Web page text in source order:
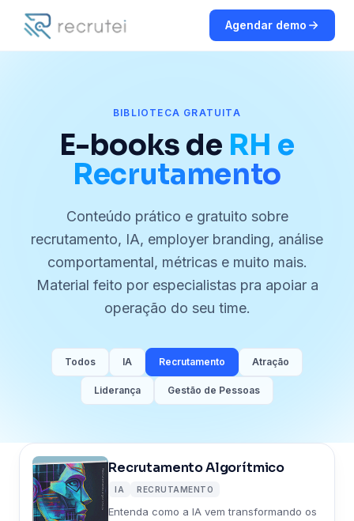
Agendar demo
BIBLIOTECA GRATUITA
E-books de RH e
Recrutamento
Conteúdo prático e gratuito sobre
recrutamento, IA, employer branding, análise
comportamental, métricas e muito mais.
Material feito por especialistas pra apoiar a
operação do seu time.
Todos IA Recrutamento Atração
Liderança Gestão de Pessoas
Recrutamento Algorítmico
IA RECRUTAMENTO
Entenda como a IA vem transformando os